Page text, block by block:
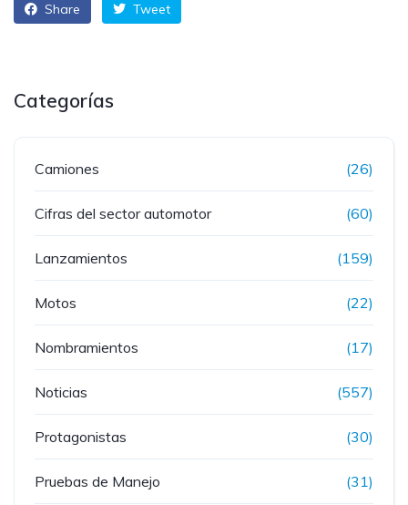
Share Tweet
Categorías
Camiones (26)
Cifras del sector automotor (60)
Lanzamientos (159)
Motos (22)
Nombramientos (17)
Noticias (557)
Protagonistas (30)
Pruebas de Manejo (31)